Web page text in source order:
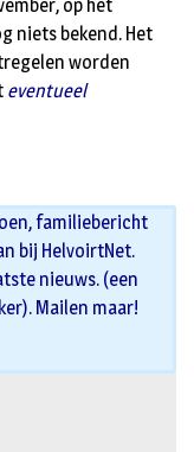
op het
niets bekend. Het
worden
eventueel
familiebericht
bij HelvoirtNet.
nieuws. (een
Mailen maar!